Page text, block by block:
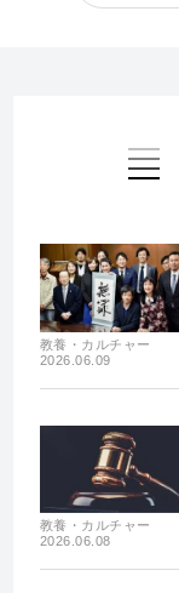
教養・カルチャー
2026.06.09
教養・カルチャー
2026.06.08